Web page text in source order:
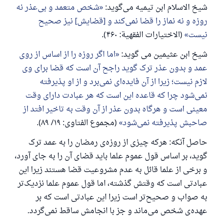
شیخ الاسلام ابن تیمیه می‌گوید: شخص متعمد و بی‌عذر نه
روزه و نه نماز را قضا نمی‌کند و [قضایش] نیز صحیح
نیست (الاختیارات الفقهیة: ۴۶۰).
شیخ ابن عثیمین می گوید: اما اگر روزه را از اساس از روی
عمد و بدون عذر ترک گوید راجح آن است که قضا برای وی
لازم نیست؛ زیرا از آن فایده‌ای نمی‌برد و از او پذیرفته
نمی‌شود چرا که قاعده این است که هر عبادت دارای وقت
معینی است و هرگاه بدون عذر از آن وقت به تاخیر افتد از
صاحبش پذیرفته نمی‌شود (مجموع الفتاوی: ۱۹/ ۸۹).
حاصل آنکه: هرکه چیزی از روزه‌ی رمضان را به عمد ترک
گوید، بر اساس قول عموم علما باید قضای آن را به جای آورد،
و برخی از علما قائل به عدم مشروعیت قضا هستند زیرا این
عبادتی است که وقتش گذشته، اما قول عموم علما نزدیک‌تر
به صواب و صحیح‌تر است زیرا این عبادتی است که بر
عهده‌ی شخص می‌ماند و جز با انجامش ساقط نمی‌گردد.